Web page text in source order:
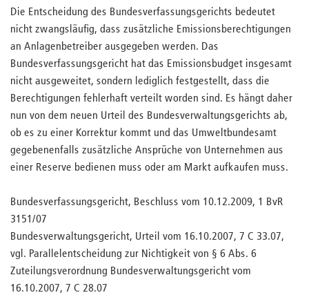
Die Entscheidung des Bundesverfassungsgerichts bedeutet
nicht zwangsläufig, dass zusätzliche Emissionsberechtigungen
an Anlagenbetreiber ausgegeben werden. Das
Bundesverfassungsgericht hat das Emissionsbudget insgesamt
nicht ausgeweitet, sondern lediglich festgestellt, dass die
Berechtigungen fehlerhaft verteilt worden sind. Es hängt daher
nun von dem neuen Urteil des Bundesverwaltungsgerichts ab,
ob es zu einer Korrektur kommt und das Umweltbundesamt
gegebenenfalls zusätzliche Ansprüche von Unternehmen aus
einer Reserve bedienen muss oder am Markt aufkaufen muss.
Bundesverfassungsgericht, Beschluss vom 10.12.2009, 1 BvR
3151/07
Bundesverwaltungsgericht, Urteil vom 16.10.2007, 7 C 33.07,
vgl. Parallelentscheidung zur Nichtigkeit von § 6 Abs. 6
Zuteilungsverordnung Bundesverwaltungsgericht vom
16.10.2007, 7 C 28.07